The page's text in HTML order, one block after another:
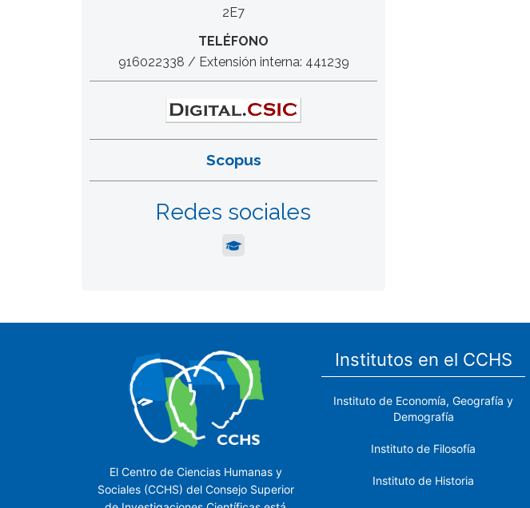
2E7
TELÉFONO
916022338 / Extensión interna: 441239
Scopus
Redes sociales
El Centro de Ciencias Humanas y
Sociales (CCHS) del Consejo Superior
Institutos en el CCHS
Instituto de Economía, Geografía y
Demografía
Instituto de Filosofía
Instituto de Historia